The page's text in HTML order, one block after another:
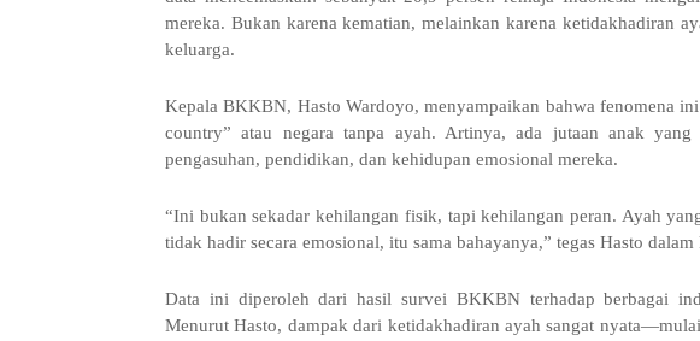
mereka. Bukan karena kematian, melainkan karena ketidakhadiran
keluarga.
Kepala BKKBN, Hasto Wardoyo, menyampaikan bahwa fenomena
country” atau negara tanpa ayah. Artinya, ada jutaan anak
pengasuhan, pendidikan, dan kehidupan emosional mereka.
“Ini bukan sekadar kehilangan fisik, tapi kehilangan peran. Ayah
tidak hadir secara emosional, itu sama bahayanya,” tegas Hasto
Data ini diperoleh dari hasil survei BKKBN terhadap berbagai
Menurut Hasto, dampak dari ketidakhadiran ayah sangat